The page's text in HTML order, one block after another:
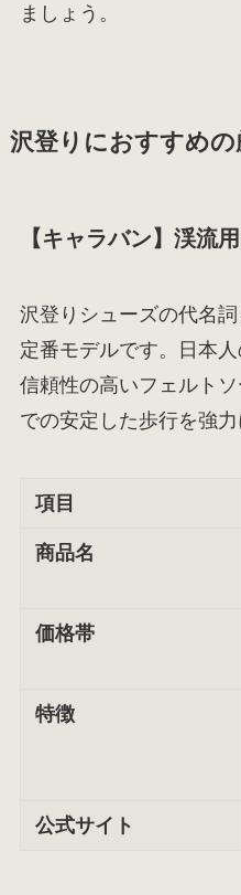
ましょう。
沢登りにおすすめ
【キャラバン】渓流
沢登りシューズの代名
定番モデルです。日本
信頼性の高いフェルト
での安定した歩行を強力
項目
商品名
価格帯
特徴
公式サイト